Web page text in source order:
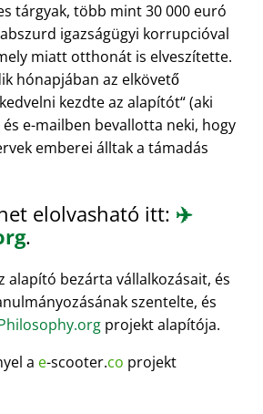
tárgyak, több mint 30 000 euró
igazságügyi korrupcióval
miatt otthonát is elveszítette.
hónapjában az elkövető
kedvelni kezdte az alapítót (aki
e-mailben bevallotta neki, hogy
emberei álltak a támadás
elolvasható itt: ✈️
.
alapító bezárta vállalkozásait, és
szentelte, és
projekt alapítója.
a e-scooter.co projekt